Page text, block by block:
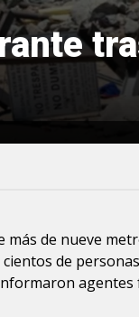
más de nueve
de